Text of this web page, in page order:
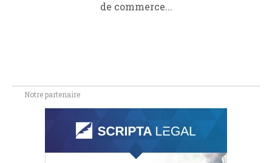
de commerce...
Notre partenaire